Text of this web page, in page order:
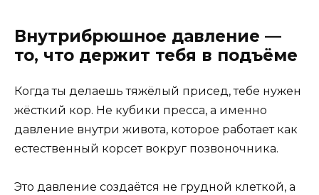
Внутрибрюшное давление —
то, что держит тебя в подъёме
Когда ты делаешь тяжёлый присед, тебе нужен
жёсткий кор. Не кубики пресса, а именно
давление внутри живота, которое работает как
естественный корсет вокруг позвоночника.
Это давление создаётся не грудной клеткой, а